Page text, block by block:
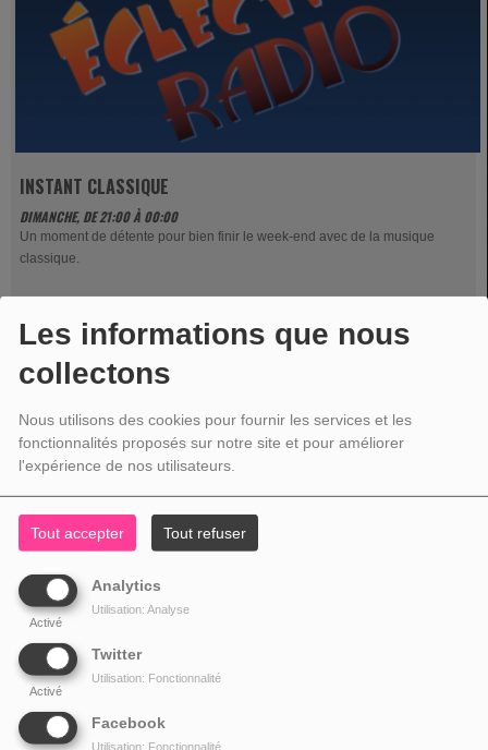
Les informations que nous
collectons
Nous utilisons des cookies pour fournir les services et les
fonctionnalités proposés sur notre site et pour améliorer
l'expérience de nos utilisateurs.
Tout accepter Tout refuser
Analytics
Activé
Utilisation: Analyse
Twitter
Activé
Utilisation: Fonctionnalité
Facebook
Utilisation: Fonctionnalité
INSTANT CLASSIQUE
DIMANCHE, DE 21:00 À 00:00
Un moment de détente pour bien finir le week-end avec de la musique
classique.
L'UNIVERS MUSICAL DE BLIND SOUND SYSTEM
SAMEDI, DE 21:00 À 22:00
Blind Sound System vous propose une heure de musique diversifié. Il vous
mènera dans divers univers musicaux qui lui sont propre ! Redifusion le